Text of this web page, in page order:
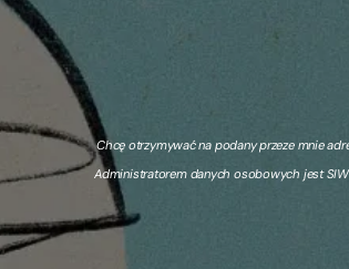
Chcę otrzymywać na podany przeze mnie
Administratorem danych osobowych jest